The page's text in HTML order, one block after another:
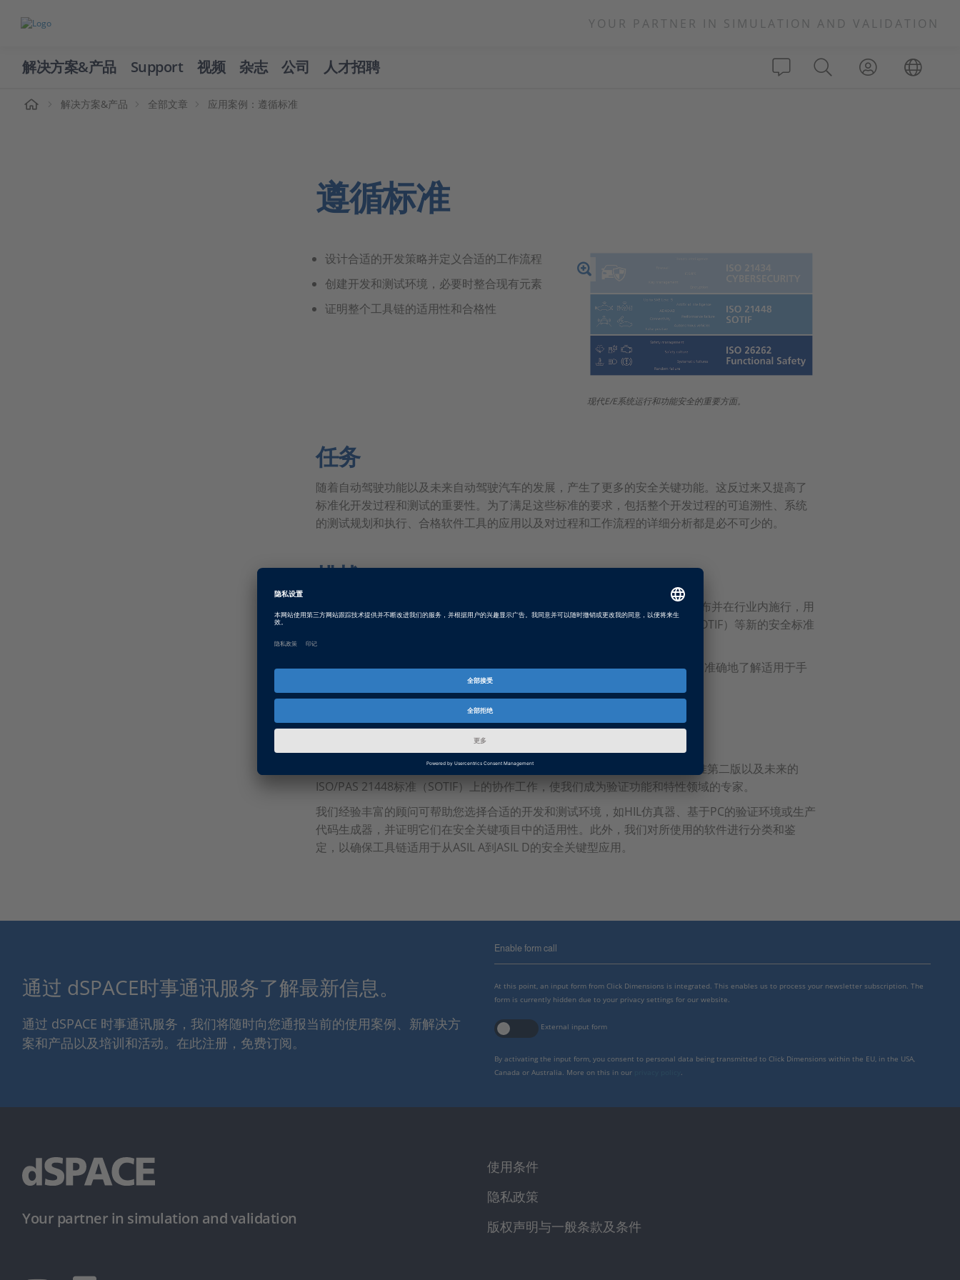
YOUR PARTNER IN SIMULATION AND VALIDATION
解决方案&产品 Support 视频 杂志 公司 人才招聘
解决方案&产品 全部文章 应用案例：遵循标准
遵循标准
现代E/E系统运行和功能安全的重要方面。
设计合适的开发策略并定义合适的工作流程
创建开发和测试环境，必要时整合现有元素
证明整个工具链的适用性和合格性
任务
随着自动驾驶功能以及未来自动驾驶汽车的发展，产生了更多的安全关键功能。这反过来又提高了
标准化开发过程和测试的重要性。为了满足这些标准的要求，包括整个开发过程的可追溯性、系统
的测试规划和执行、合格软件工具的应用以及对过程和工作流程的详细分析都是必不可少的。
挑战
第一个问题是在特定的开发项目中必须满足哪些标准。ISO 26262第二版已发布并在行业内施行，用
于确保功能安全。伴随自动驾驶趋势和相关挑战，诸如预期功能的安全性（SOTIF）等新的安全标准
也正在出现。
根据相关标准的要求调整现有流程或建立符合标准的新流程，不仅需要透彻、准确地了解适用于手
头开发或测试任务的所有标准指南，还需要有专业的技术知识。
解决方案
dSPACE咨询部支持您设计和实施符合适用标准的流程。我们在ISO 26262标准第二版以及未来的
ISO/PAS 21448标准（SOTIF）上的协作工作，使我们成为验证功能和特性领域的专家。
我们经验丰富的顾问可帮助您选择合适的开发和测试环境，如HIL仿真器、基于PC的验证环境或生产
代码生成器，并证明它们在安全关键项目中的适用性。此外，我们对所使用的软件进行分类和鉴
定，以确保工具链适用于从ASIL A到ASIL D的安全关键型应用。
通过 dSPACE时事通讯服务了解最新信息。
通过 dSPACE 时事通讯服务，我们将随时向您通报当前的使用案例、新解决方
案和产品以及培训和活动。在此注册，免费订阅。
Enable form call
At this point, an input form from Click Dimensions is integrated. This enables us to process your newsletter subscription. The
form is currently hidden due to your privacy settings for our website.
External input form
By activating the input form, you consent to personal data being transmitted to Click Dimensions within the EU, in the USA,
Canada or Australia. More on this in our
.
Your partner in simulation and validation
使用条件
隐私政策
版权声明与一般条款及条件